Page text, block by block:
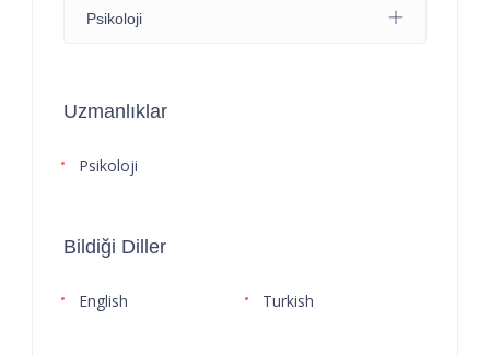
Psikoloji
Uzmanlıklar
Psikoloji
Bildiği Diller
English Turkish